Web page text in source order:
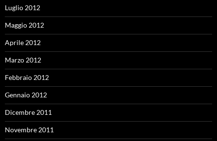
Luglio 2012
Maggio 2012
Aprile 2012
Marzo 2012
Febbraio 2012
Gennaio 2012
Dicembre 2011
Novembre 2011